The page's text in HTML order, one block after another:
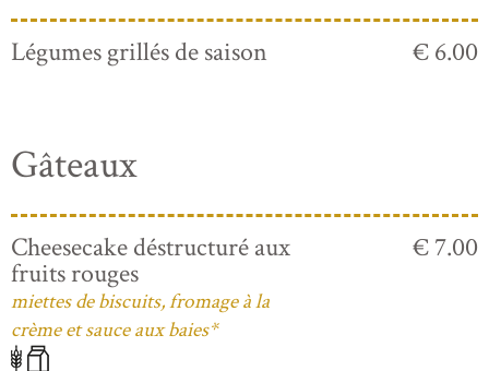
Légumes grillés de saison € 6.00
Gâteaux
Cheesecake déstructuré aux
fruits rouges
miettes de biscuits, fromage à la
crème et sauce aux baies*
€ 7.00